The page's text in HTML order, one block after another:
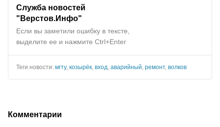
Служба новостей
"Верстов.Инфо"
Если вы заметили ошибку в тексте,
выделите ее и нажмите Ctrl+Enter
Теги новости: мгту, козырёк вход аварийный ремонт, волков
Комментарии